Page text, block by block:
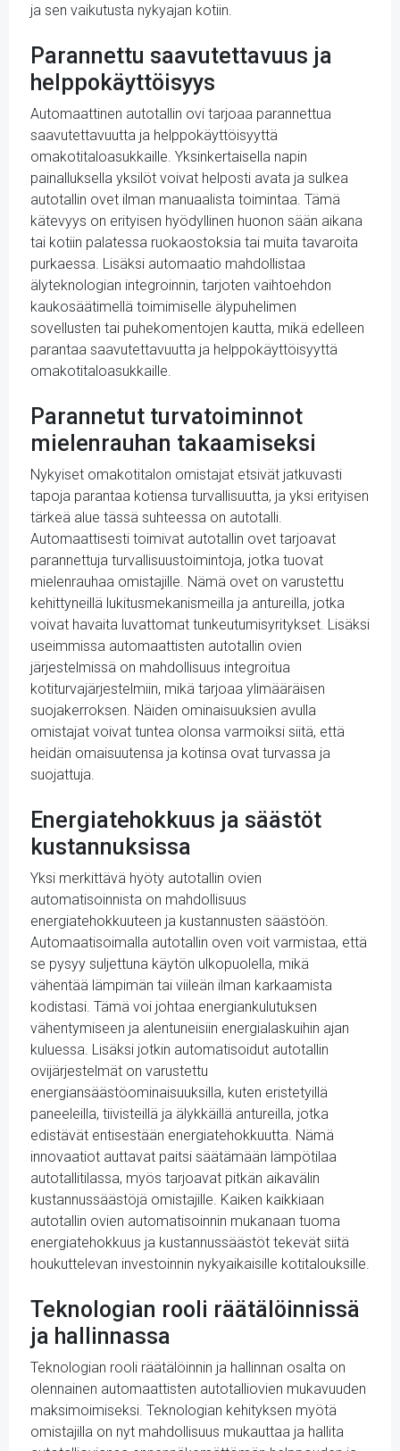
ja sen vaikutusta nykyajan kotiin.
Parannettu saavutettavuus ja
helppokäyttöisyys
Automaattinen autotallin ovi tarjoaa parannettua
saavutettavuutta ja helppokäyttöisyyttä
omakotitaloasukkaille. Yksinkertaisella napin
painalluksella yksilöt voivat helposti avata ja sulkea
autotallin ovet ilman manuaalista toimintaa. Tämä
kätevyys on erityisen hyödyllinen huonon sään aikana
tai kotiin palatessa ruokaostoksia tai muita tavaroita
purkaessa. Lisäksi automaatio mahdollistaa
älyteknologian integroinnin, tarjoten vaihtoehdon
kaukosäätimellä toimimiselle älypuhelimen
sovellusten tai puhekomentojen kautta, mikä edelleen
parantaa saavutettavuutta ja helppokäyttöisyyttä
omakotitaloasukkaille.
Parannetut turvatoiminnot
mielenrauhan takaamiseksi
Nykyiset omakotitalon omistajat etsivät jatkuvasti
tapoja parantaa kotiensa turvallisuutta, ja yksi erityisen
tärkeä alue tässä suhteessa on autotalli.
Automaattisesti toimivat autotallin ovet tarjoavat
parannettuja turvallisuustoimintoja, jotka tuovat
mielenrauhaa omistajille. Nämä ovet on varustettu
kehittyneillä lukitusmekanismeilla ja antureilla, jotka
voivat havaita luvattomat tunkeutumisyritykset. Lisäksi
useimmissa automaattisten autotallin ovien
järjestelmissä on mahdollisuus integroitua
kotiturvajärjestelmiin, mikä tarjoaa ylimääräisen
suojakerroksen. Näiden ominaisuuksien avulla
omistajat voivat tuntea olonsa varmoiksi siitä, että
heidän omaisuutensa ja kotinsa ovat turvassa ja
suojattuja.
Energiatehokkuus ja säästöt
kustannuksissa
Yksi merkittävä hyöty autotallin ovien
automatisoinnista on mahdollisuus
energiatehokkuuteen ja kustannusten säästöön.
Automaatisoimalla autotallin oven voit varmistaa, että
se pysyy suljettuna käytön ulkopuolella, mikä
vähentää lämpimän tai viileän ilman karkaamista
kodistasi. Tämä voi johtaa energiankulutuksen
vähentymiseen ja alentuneisiin energialaskuihin ajan
kuluessa. Lisäksi jotkin automatisoidut autotallin
ovijärjestelmät on varustettu
energiansäästöominaisuuksilla, kuten eristetyillä
paneeleilla, tiivisteillä ja älykkäillä antureilla, jotka
edistävät entisestään energiatehokkuutta. Nämä
innovaatiot auttavat paitsi säätämään lämpötilaa
autotallitilassa, myös tarjoavat pitkän aikavälin
kustannussäästöjä omistajille. Kaiken kaikkiaan
autotallin ovien automatisoinnin mukanaan tuoma
energiatehokkuus ja kustannussäästöt tekevät siitä
houkuttelevan investoinnin nykyaikaisille kotitalouksille.
Teknologian rooli räätälöinnissä
ja hallinnassa
Teknologian rooli räätälöinnin ja hallinnan osalta on
olennainen automaattisten autotalliovien mukavuuden
maksimoimiseksi. Teknologian kehityksen myötä
omistajilla on nyt mahdollisuus mukauttaa ja hallita